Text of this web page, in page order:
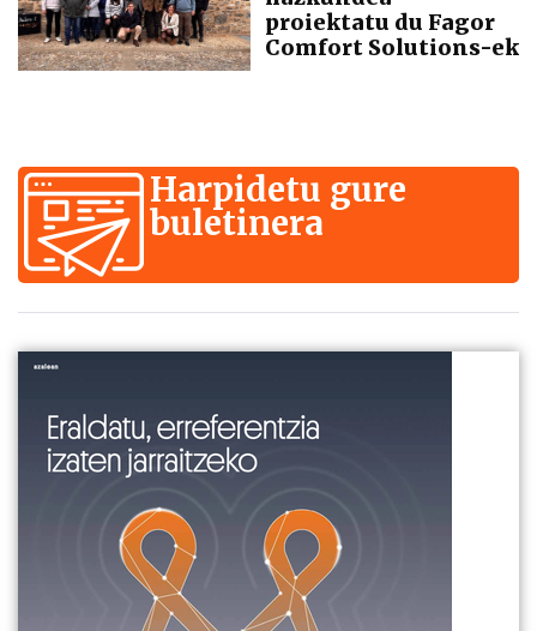
proiektatu du Fagor
Comfort Solutions-ek
Harpidetu gure
buletinera